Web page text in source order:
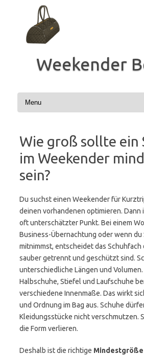
springen
Weekender
Wie groß sollte ein
im Weekender
sein?
Du suchst einen Weekender für
deinen vorhandenen optimieren. Dann
oft unterschätzter Punkt. Bei einem
Business-Übernachtung oder wenn
mitnimmst, entscheidet das Schuhfach
sauber getrennt und geschützt sind.
unterschiedliche Längen und Volumen.
Halbschuhe, Stiefel und Laufschuhe
verschiedene Innenmaße. Das wirkt
und Ordnung im Bag aus. Schuhe
Kleidungsstücke nicht verschmutzen.
die Form verlieren.
Deshalb ist die richtige Mindestgröße